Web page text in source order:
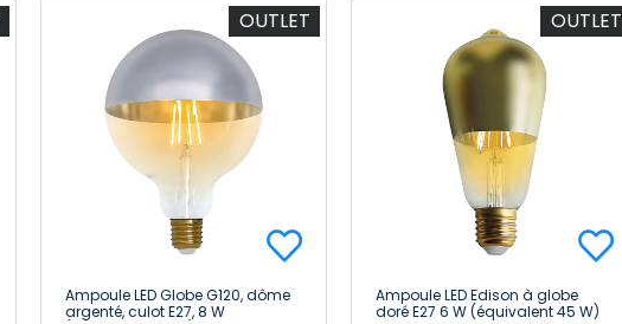
OUTLET
Ampoule LED Globe G120, dôme
argenté, culot E27, 8 W
OUTLET
Ampoule LED Edison à globe
doré E27 6 W (équivalent 45 W)